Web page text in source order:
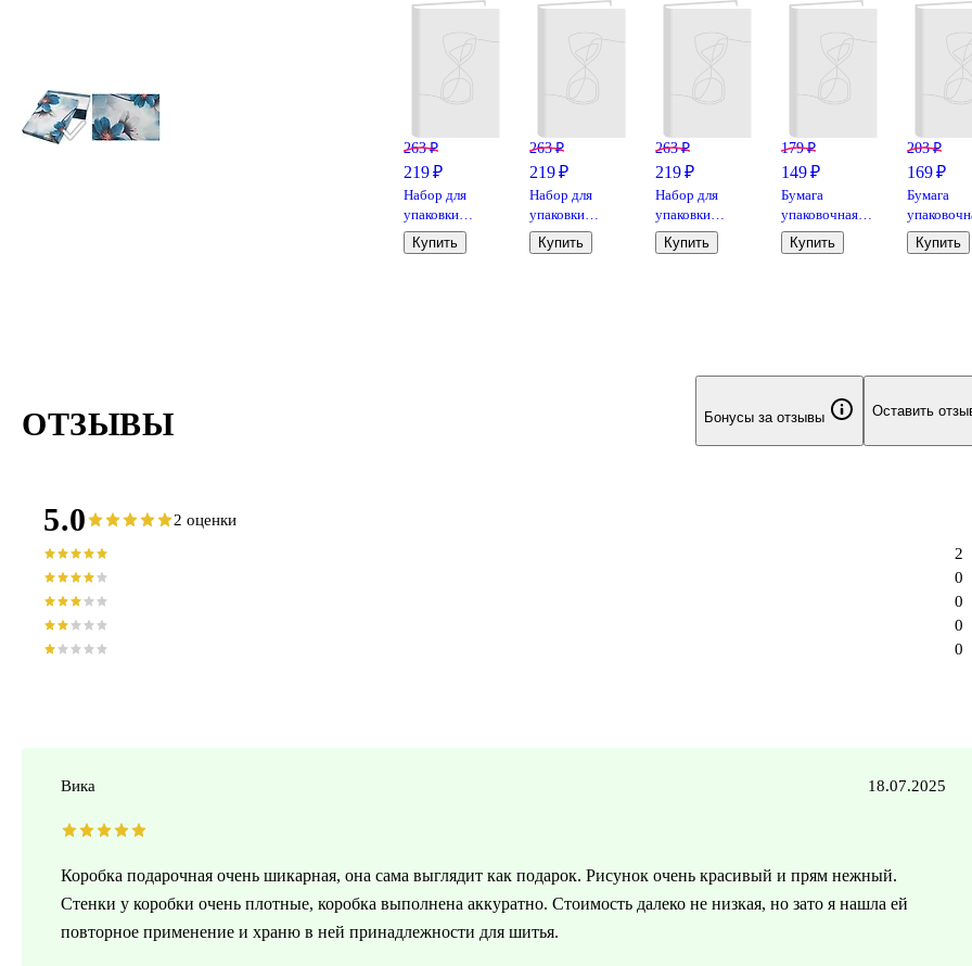
263 ₽
219 ₽
Набор для
упаковки
«Синий», бант,
лента
Купить
263 ₽
219 ₽
Набор для
упаковки
«Жёлтый
металлик», бант,
Купить
263 ₽
219 ₽
Набор для
упаковки
"Перламутр
темный"
Купить
179 ₽
149 ₽
Бумага
упаковочная
70*100см
"Волнистый
Купить
203 ₽
169 ₽
Бумага
70*100см
"Крафт и
Купить
ОТЗЫВЫ Бонусы за отзывы Оставить
5.0 2 оценки
0
0
0
0
2
Вика 18.07.2025
Коробка подарочная очень шикарная, она сама выглядит как подарок. Рисунок очень красивый и прям нежный.
Стенки у коробки очень плотные, коробка выполнена аккуратно. Стоимость далеко не низкая, но зато я нашла ей
повторное применение и храню в ней принадлежности для шитья.